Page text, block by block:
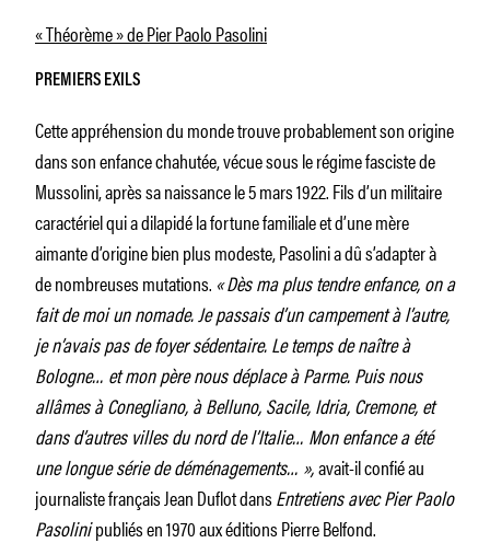
« Théorème » de Pier Paolo Pasolini
PREMIERS EXILS
Cette appréhension du monde trouve probablement son origine
dans son enfance chahutée, vécue sous le régime fasciste de
Mussolini, après sa naissance le 5 mars 1922. Fils d’un militaire
caractériel qui a dilapidé la fortune familiale et d’une mère
aimante d’origine bien plus modeste, Pasolini a dû s’adapter à
de nombreuses mutations. «Dès ma plus tendre enfance, on a
fait de moi un nomade. Je passais d’un campement à l’autre,
je n’avais pas de foyer sédentaire. Le temps de naître à
Bologne… et mon père nous déplace à Parme. Puis nous
allâmes à Conegliano, à Belluno, Sacile, Idria, Cremone, et
dans d’autres villes du nord de l’Italie… Mon enfance a été
une longue série de déménagements… »,avait-il confié au
journaliste français Jean Duflot dansEntretiens avec Pier Paolo
Pasolinipubliés en 1970 aux éditions Pierre Belfond.